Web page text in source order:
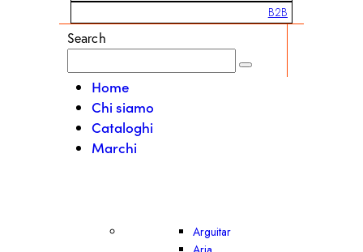
B2B
Search
Home
Chi siamo
Cataloghi
Marchi
Arguitar